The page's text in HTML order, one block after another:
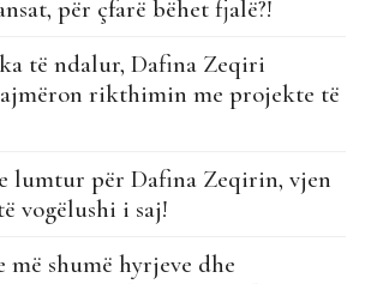
për çfarë bëhet fjalë?!
të ndalur, Dafina Zeqiri
rikthimin me projekte të
lumtur për Dafina Zeqirin, vjen
vogëlushi i saj!
më shumë hyrjeve dhe